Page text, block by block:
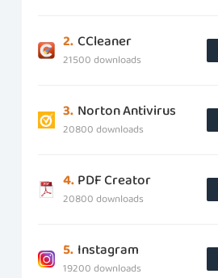
2.CCleaner
21500 downloads
3. Norton Antivirus
20800 downloads
4.PDF Creator
20800 downloads
5. Instagram
19200 downloads